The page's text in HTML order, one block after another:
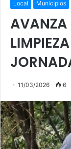
Local Municipios
AVANZA
11/03/2026 6